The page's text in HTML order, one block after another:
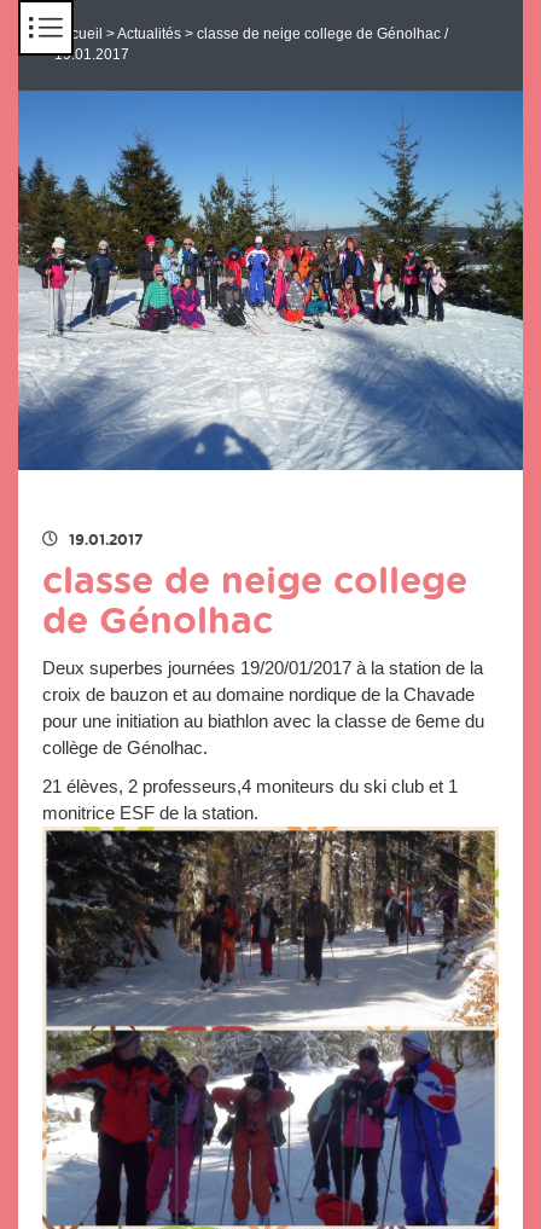
Accueil >Actualités > classe de neige college de Génolhac /
19.01.2017
19.01.2017
classe de neige college
de Génolhac
Deux superbes journées 19/20/01/2017 à la station de la
croix de bauzon et au domaine nordique de la Chavade
pour une initiation au biathlon avec la classe de 6eme du
collège de Génolhac.
21 élèves, 2 professeurs,4 moniteurs du ski club et 1
monitrice ESF de la station.